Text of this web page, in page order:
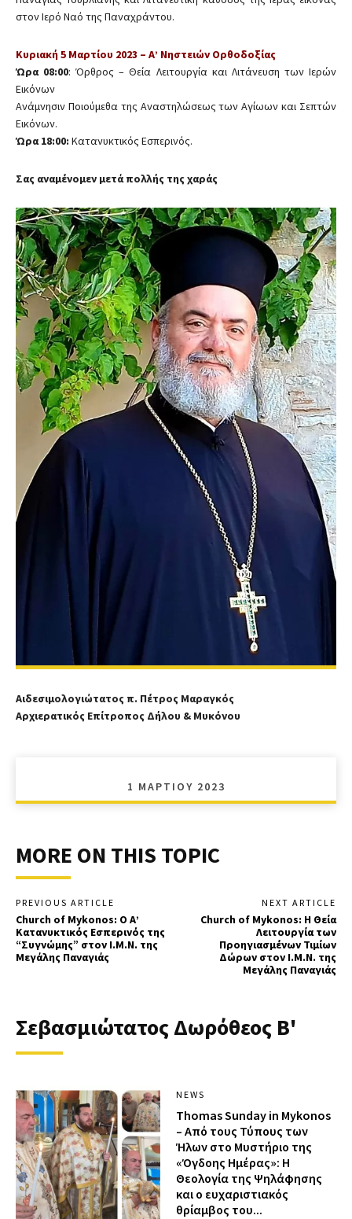
στον Ιερό Ναό της Παναχράντου.
Κυριακή 5 Μαρτίου 2023 – Α’ Νηστειών Ορθοδοξίας
Ώρα 08:00: Όρθρος – Θεία Λειτουργία και Λιτάνευση των Ιερών
Εικόνων
Ανάμνησιν Ποιούμεθα της Αναστηλώσεως των Αγίωων και Σεπτών
Εικόνων.
Ώρα 18:00: Κατανυκτικός Εσπερινός.
Σας αναμένομεν μετά πολλής της χαράς
Αιδεσιμολογιώτατος π. Πέτρος Μαραγκός
Αρχιερατικός Επίτροπος Δήλου & Μυκόνου
1 ΜΑΡΤΊΟΥ 2023
MORE ON THIS TOPIC
PREVIOUS ARTICLE
Church of Mykonos: Ο Α’
Κατανυκτικός Εσπερινός της
“Συγνώμης” στον Ι.Μ.Ν. της
Μεγάλης Παναγιάς
NEXT ARTICLE
Church of Mykonos: Η Θεία
Λειτουργία των
Προηγιασμένων Τιμίων
Δώρων στον Ι.Μ.Ν. της
Μεγάλης Παναγιάς
Σεβασμιώτατος Δωρόθεος Β'
NEWS
Thomas Sunday in Mykonos
– Από τους Τύπους των
Ήλων στο Μυστήριο της
«Όγδοης Ημέρας»: Η
Θεολογία της Ψηλάφησης
και ο ευχαριστιακός
θρίαμβος του...